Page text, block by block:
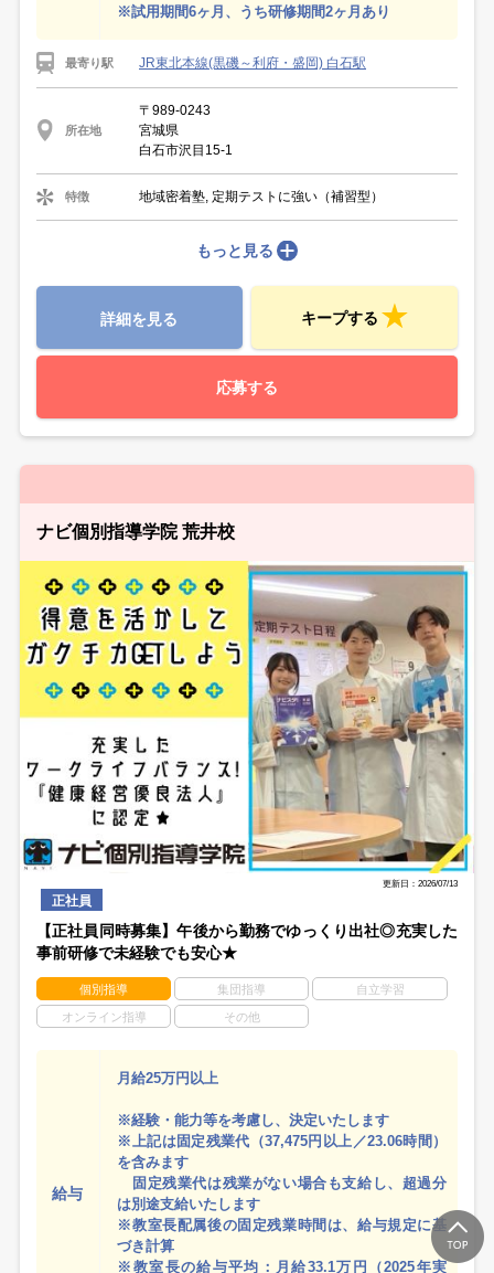
※試用期間6ヶ月、うち研修期間2ヶ月あり
最寄り駅 JR東北本線(黒磯～利府・盛岡) 白石駅
所在地
〒989-0243
宮城県
白石市沢目15-1
特徴 地域密着塾, 定期テストに強い（補習型）
もっと見る
詳細を見る キープする
応募する
ナビ個別指導学院 荒井校
更新日：2026/07/13
正社員
【正社員同時募集】午後から勤務でゆっくり出社◎充実した
事前研修で未経験でも安心★
個別指導 集団指導 自立学習
オンライン指導 その他
給与
月給25万円以上
※経験・能力等を考慮し、決定いたします
※上記は固定残業代（37,475円以上／23.06時間）
を含みます
固定残業代は残業がない場合も支給し、超過分
は別途支給いたします
※教室長配属後の固定残業時間は、給与規定に基
づき計算
※教室長の給与平均：月給33.1万円（2025年実